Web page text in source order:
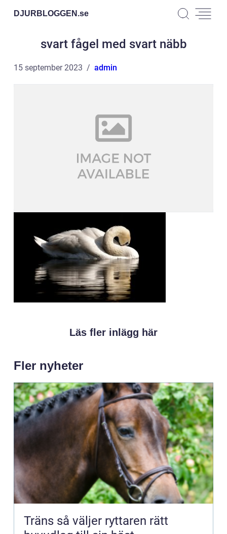
DJURBLOGGEN.se
svart fågel med svart näbb
15 september 2023 admin
Läs fler inlägg här
Fler nyheter
Träns så väljer ryttaren rätt